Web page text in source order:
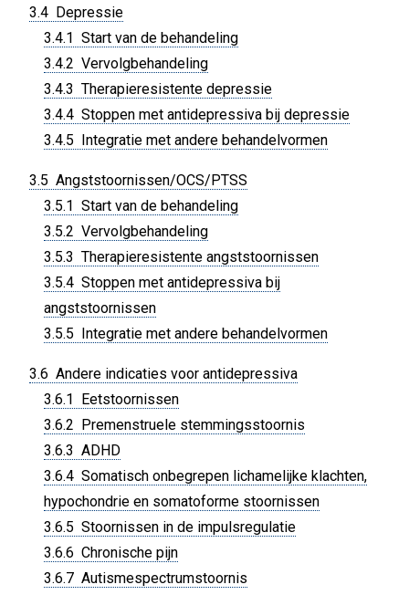
3.4 Depressie
3.4.1 Start van de behandeling
3.4.2 Vervolgbehandeling
3.4.3 Therapieresistente depressie
3.4.4 Stoppen met antidepressiva bij depressie
3.4.5 Integratie met andere behandelvormen
3.5 Angststoornissen/OCS/PTSS
3.5.1 Start van de behandeling
3.5.2 Vervolgbehandeling
3.5.3 Therapieresistente angststoornissen
3.5.4 Stoppen met antidepressiva bij
angststoornissen
3.5.5 Integratie met andere behandelvormen
3.6 Andere indicaties voor antidepressiva
3.6.1 Eetstoornissen
3.6.2 Premenstruele stemmingsstoornis
3.6.3 ADHD
3.6.4 Somatisch onbegrepen lichamelijke klachten,
hypochondrie en somatoforme stoornissen
3.6.5 Stoornissen in de impulsregulatie
3.6.6 Chronische pijn
3.6.7 Autismespectrumstoornis